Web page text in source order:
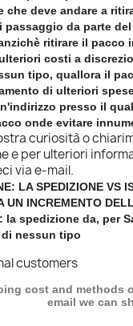
che deve andare a
passaggio da parte
ritirare il pacco
costi a
tipo, quallora il
di ulteriori
presso il
onde evitare
curiosità o
e per ulteriori
via e-mail.
LA SPEDIZIONE VS
UN INCREMENTO
la spedizione da, per
nessun tipo
customers
cost and methods
email we can